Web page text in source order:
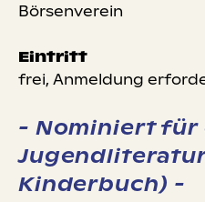
Börsenverein
Eintritt
frei, Anmeldung
- Nominiert für
Kinderbuch) -